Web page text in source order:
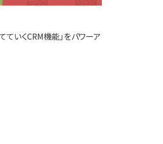
ていくCRM機能」をパワーア